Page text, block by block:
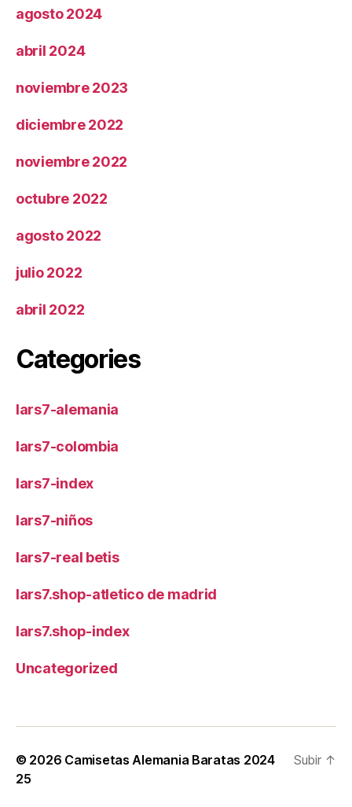
agosto 2024
abril 2024
noviembre 2023
diciembre 2022
noviembre 2022
octubre 2022
agosto 2022
julio 2022
abril 2022
Categories
lars7-alemania
lars7-colombia
lars7-index
lars7-niños
lars7-real betis
lars7.shop-atletico de madrid
lars7.shop-index
Uncategorized
© 2026 Camisetas Alemania Baratas 2024
25
Subir ↑